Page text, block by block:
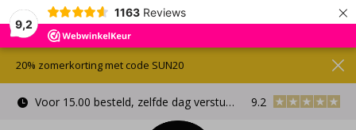
9,2
1163 Reviews ×
Voor 15.00 besteld, zelfde dag verstuurd Gratis
9.2
20% zomerkorting met code SUN20